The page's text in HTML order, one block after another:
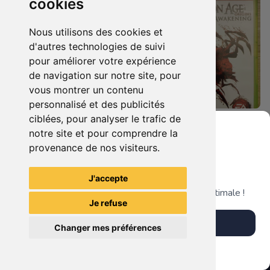
cookies
Nous utilisons des cookies et
d'autres technologies de suivi
pour améliorer votre expérience
de navigation sur notre site, pour
vous montrer un contenu
personnalisé et des publicités
ciblées, pour analyser le trafic de
notre site et pour comprendre la
provenance de nos visiteurs.
J'accepte
Je refuse
Changer mes préférences
8.90 € 0
Dragon Age Origins Xbox 360
14.90 €
TheGamingR83
Grenier du Geek
Télécharge notre app pour une expérience optimale !
Télécharger l'app